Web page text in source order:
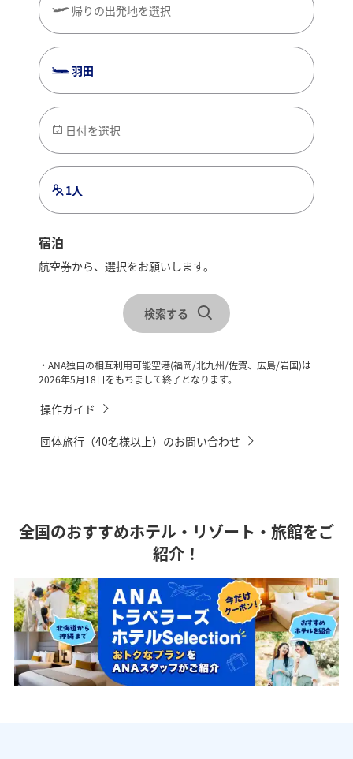
帰りの出発地を選択
羽田
日付を選択
1人
宿泊
航空券から、選択をお願いします。
宿泊地を選択
チェックイン・チェックアウトを選択
検索する
・ANA独自の相互利用可能空港(福岡/北九州/佐賀、広島/岩国)は
2026年5月18日をもちまして終了となります。
操作ガイド
団体旅行（40名様以上）のお問い合わせ
全国のおすすめホテル・リゾート・旅館をご
紹介！